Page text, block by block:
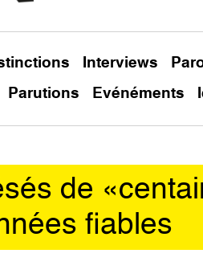
Interviews
Parutions Evénéments
de
fiables